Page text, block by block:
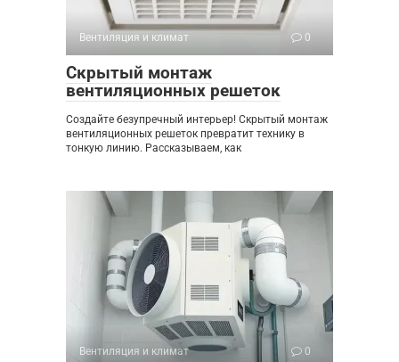
Вентиляция и климат 0
Скрытый монтаж
вентиляционных решеток
Создайте безупречный интерьер! Скрытый монтаж
вентиляционных решеток превратит технику в
тонкую линию. Рассказываем, как
Вентиляция и климат 0